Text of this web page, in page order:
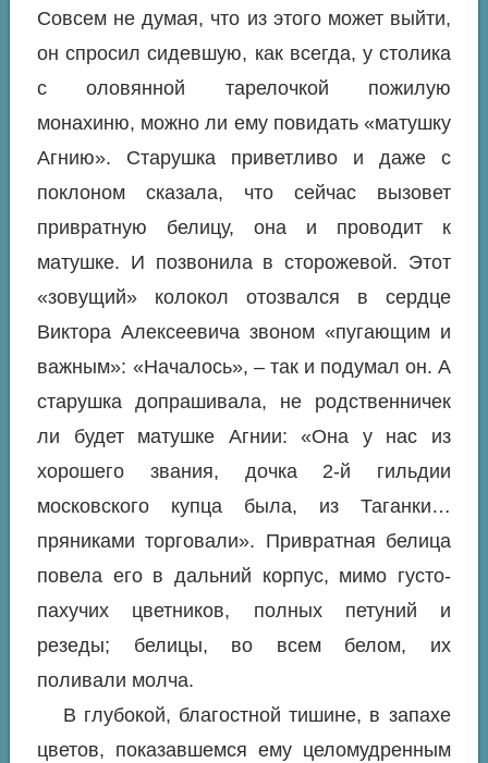
Совсем не думая, что из этого может выйти,
он спросил сидевшую, как всегда, у столика
с оловянной тарелочкой пожилую
монахиню, можно ли ему повидать «матушку
Агнию». Старушка приветливо и даже с
поклоном сказала, что сейчас вызовет
привратную белицу, она и проводит к
матушке. И позвонила в сторожевой. Этот
«зовущий» колокол отозвался в сердце
Виктора Алексеевича звоном «пугающим и
важным»: «Началось», –так и подумал он. А
старушка допрашивала, не родственничек
ли будет матушке Агнии: «Она у нас из
хорошего звания, дочка 2-й гильдии
московского купца была, из Таганки…
пряниками торговали». Привратная белица
повела его в дальний корпус, мимо густо-
пахучих цветников, полных петуний и
резеды; белицы, во всем белом, их
поливали молча.
В глубокой, благостной тишине, в запахе
цветов, показавшемся ему целомудренным